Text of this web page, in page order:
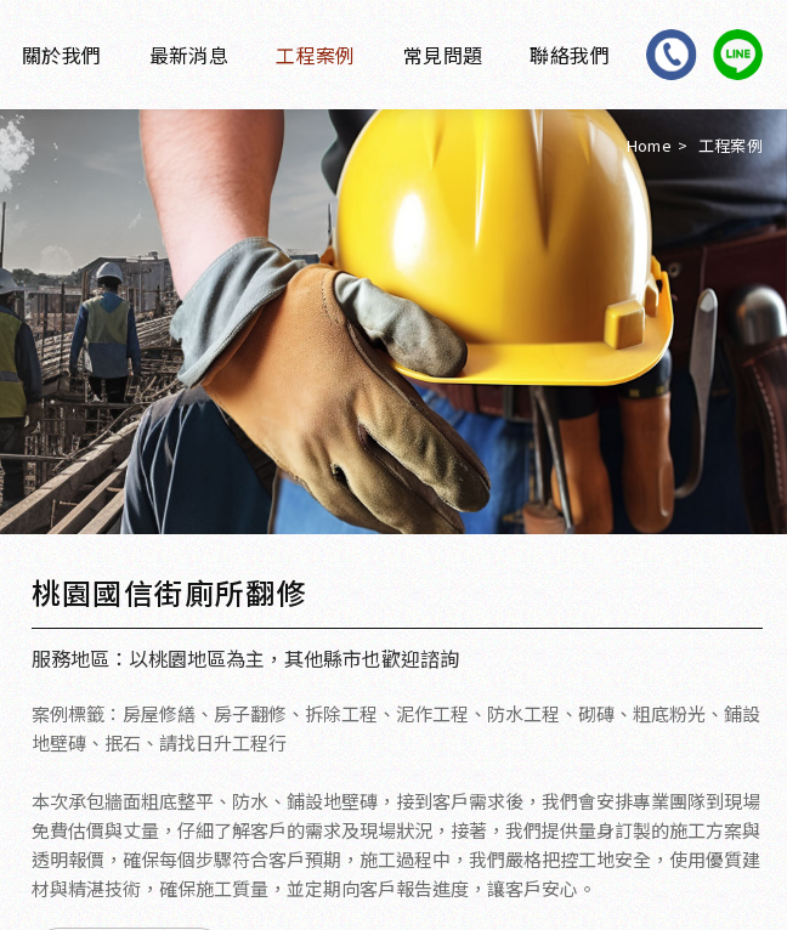
關於我們 最新消息 工程案例 常見問題 聯絡我們
Home 工程案例
桃園國信街廁所翻修
服務地區：以桃園地區為主，其他縣市也歡迎諮詢
案例標籤：房屋修繕、房子翻修、拆除工程、泥作工程、防水工程、砌磚、粗底粉光、鋪設
地壁磚、抿石、請找日升工程行
本次承包牆面粗底整平、防水、鋪設地壁磚，接到客戶需求後，我們會安排專業團隊到現場
免費估價與丈量，仔細了解客戶的需求及現場狀況，接著，我們提供量身訂製的施工方案與
透明報價，確保每個步驟符合客戶預期，施工過程中，我們嚴格把控工地安全，使用優質建
材與精湛技術，確保施工質量，並定期向客戶報告進度，讓客戶安心。